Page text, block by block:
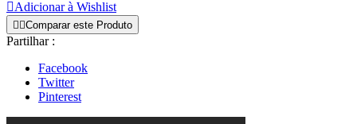
Adicionar à Wishlist
 Comparar este Produto
Partilhar :
Facebook
Twitter
Pinterest